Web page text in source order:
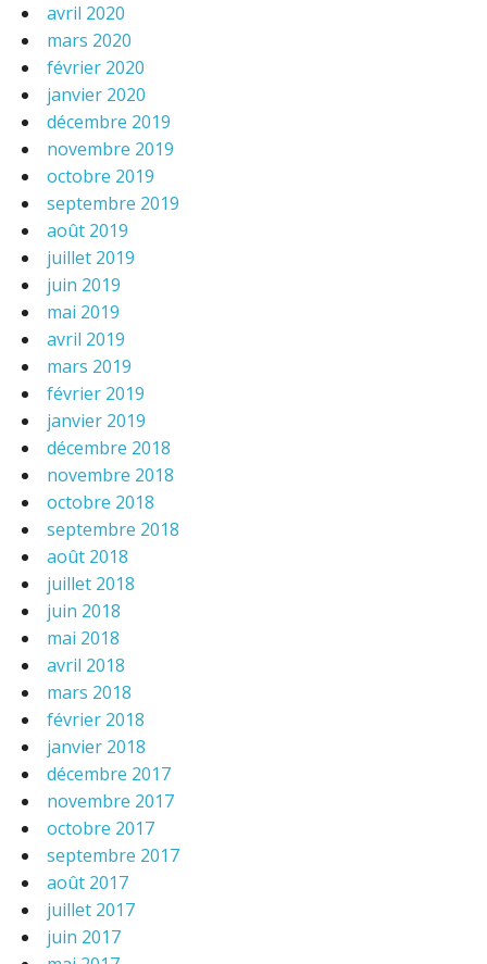
avril 2020
mars 2020
février 2020
janvier 2020
décembre 2019
novembre 2019
octobre 2019
septembre 2019
août 2019
juillet 2019
juin 2019
mai 2019
avril 2019
mars 2019
février 2019
janvier 2019
décembre 2018
novembre 2018
octobre 2018
septembre 2018
août 2018
juillet 2018
juin 2018
mai 2018
avril 2018
mars 2018
février 2018
janvier 2018
décembre 2017
novembre 2017
octobre 2017
septembre 2017
août 2017
juillet 2017
juin 2017